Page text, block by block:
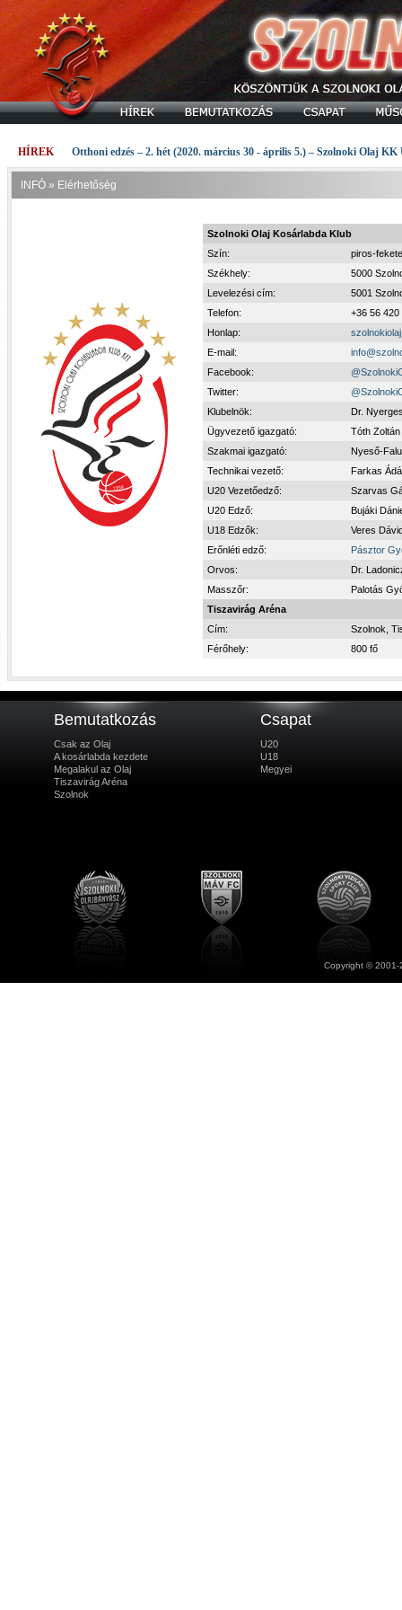
HÍREK Otthoni edzés – 2. hét (2020. március 30 - április 5.) – Szolnoki Olaj KK
INFÓ » Elérhetőség
Szolnoki Olaj Kosárlabda Klub
Szín:
piros-fekete
Székhely:
5000
Levelezési cím:
5001
Telefon:
+36 56 420
Honlap:
E-mail:
Facebook:
Twitter:
Klubelnök:
Dr.
Ügyvezető igazgató:
Tóth Zoltán
Szakmai igazgató:
Nyeső-
Technikai vezető:
Farkas
U20 Vezetőedző:
Szarvas
U20 Edző:
Bujáki
U18 Edzők:
Veres
Erőnléti edző:
Pásztor
Orvos:
Dr.
Masszőr:
Palotás
Tiszavirág Aréna
Cím:
Szolnok,
Férőhely:
800 fő
Bemutatkozás
Csak az Olaj
A kosárlabda kezdete
Megalakul az Olaj
Tiszavirág Aréna
Szolnok
Csapat
U20
U18
Megyei
Copyright ©